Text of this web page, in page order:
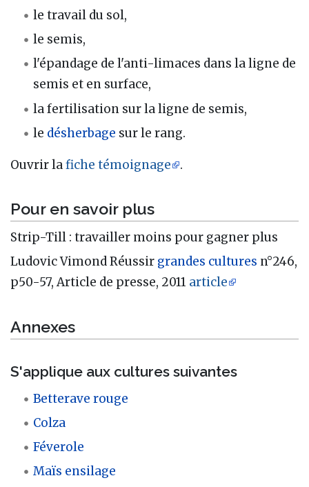
le travail du sol,
le semis,
l'épandage de l'anti-limaces dans la ligne de
semis et en surface,
la fertilisation sur la ligne de semis,
le désherbage sur le rang.
Ouvrir lafiche témoignage .
Pour en savoir plus
Strip-Till : travailler moins pour gagner plus
Ludovic Vimond Réussir grandes cultures n°246,
p50-57, Article de presse, 2011 article
Annexes
S'applique aux cultures suivantes
Betterave rouge
Colza
Féverole
Maïs ensilage